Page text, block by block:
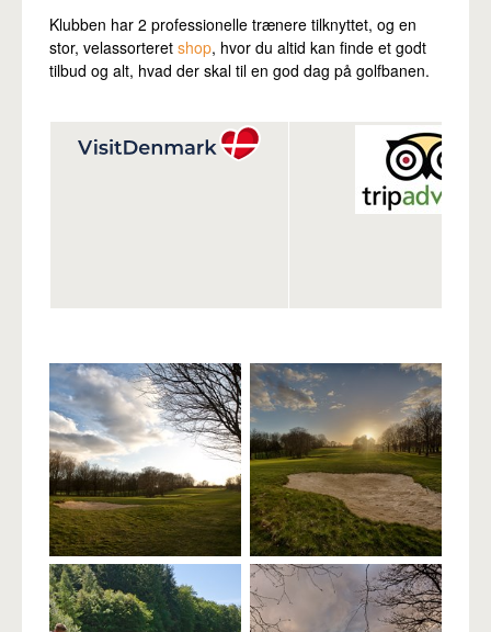
Klubben har 2 professionelle trænere tilknyttet, og en
stor, velassorteret shop, hvor du altid kan finde et godt
tilbud og alt, hvad der skal til en god dag på golfbanen.